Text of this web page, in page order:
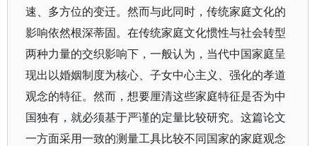
速、多方位的变迁。然而与此同时，传统家庭文化的
影响依然根深蒂固。在传统家庭文化惯性与社会转型
两种力量的交织影响下，一般认为，当代中国家庭呈
现出以婚姻制度为核心、子女中心主义、强化的孝道
观念的特征。然而，想要厘清这些家庭特征是否为中
国独有，就必须基于严谨的定量比较研究。这篇论文
一方面采用一致的测量工具比较不同国家的家庭观念